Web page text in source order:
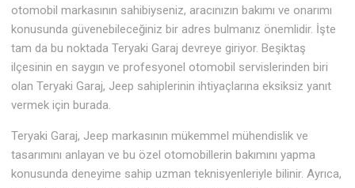
otomobil markasının sahibiyseniz, aracınızın bakımı ve onarımı
konusunda güvenebileceğiniz bir adres bulmanız önemlidir. İşte
tam da bu noktada Teryaki Garaj devreye giriyor. Beşiktaş
ilçesinin en saygın ve profesyonel otomobil servislerinden biri
olan Teryaki Garaj, Jeep sahiplerinin ihtiyaçlarına eksiksiz yanıt
vermek için burada.
Teryaki Garaj, Jeep markasının mükemmel mühendislik ve
tasarımını anlayan ve bu özel otomobillerin bakımını yapma
konusunda deneyime sahip uzman teknisyenleriyle bilinir. Ayrıca,